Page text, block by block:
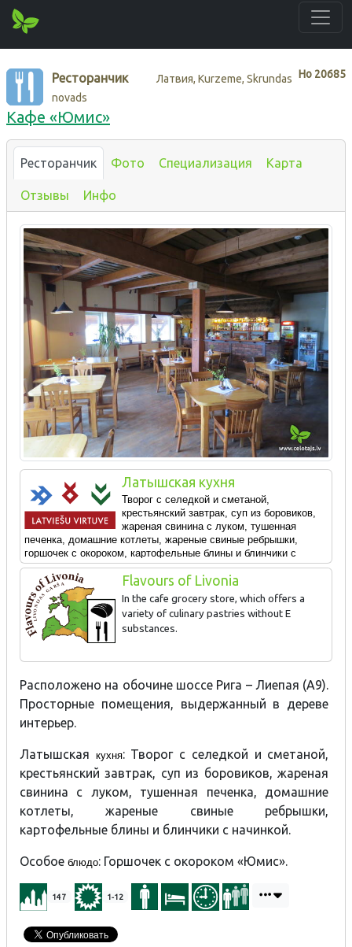
Нo 20685
Ресторанчик
Латвия, Kurzeme, Skrundas
novads
Кафе «Юмис»
Ресторанчик Фото Специализация Карта
Отзывы Инфо
Латышская кухня
Творог с селедкой и сметаной,
крестьянский завтрак, суп из боровиков,
жареная свинина с луком, тушенная
печенка, домашние котлеты, жареные свиные ребрышки,
горшочек с окороком, картофельные блины и блинчики с
начинкой.
Flavours of Livonia
In the cafe grocery store, which offers a
variety of culinary pastries without E
substances.
Расположено на обочине шоссе Рига – Лиепая (A9).
Просторные помещения, выдержанный в дереве
интерьер.
Латышская кухня: Творог с селедкой и сметаной,
крестьянский завтрак, суп из боровиков, жареная
свинина с луком, тушенная печенка, домашние
котлеты, жареные свиные ребрышки,
картофельные блины и блинчики с начинкой.
Особое блюдо: Горшочек с окороком «Юмис».
147 1-12